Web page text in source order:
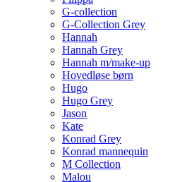
G-collection
G-Collection Grey
Hannah
Hannah Grey
Hannah m/make-up
Hovedløse børn
Hugo
Hugo Grey
Jason
Kate
Konrad Grey
Konrad mannequin
M Collection
Malou